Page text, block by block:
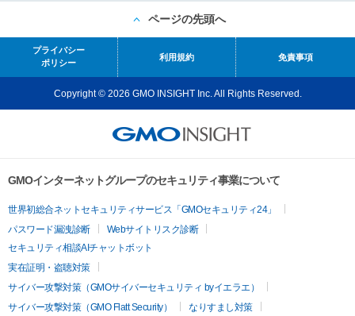
ページの先頭へ
プライバシー
ポリシー
利用規約 免責事項
Copyright © 2026 GMO INSIGHT Inc. All Rights Reserved.
GMOインターネットグループのセキュリティ事業について
世界初総合ネットセキュリティサービス「GMOセキュリティ24」
パスワード漏洩診断
Webサイトリスク診断
セキュリティ相談AIチャットボット
実在証明・盗聴対策
サイバー攻撃対策（GMOサイバーセキュリティ byイエラエ）
サイバー攻撃対策（GMO Flatt Security）
なりすまし対策